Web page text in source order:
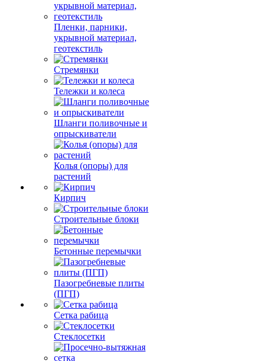
Пленки, парники,
укрывной материал,
геотекстиль
Стремянки
Тележки и колеса
Шланги поливочные и
опрыскиватели
Колья (опоры) для
растений
Кирпич
Строительные блоки
Бетонные перемычки
Пазогребневые плиты
(ПГП)
Сетка рабица
Стеклосетки